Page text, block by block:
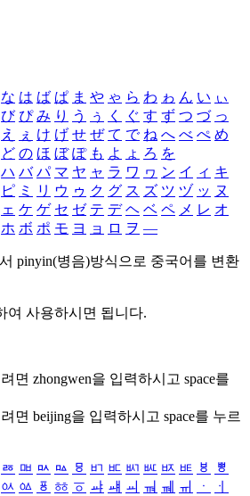
な は ば ぱ ま や ゃ ら わ ゎ ん い ぃ
び ぴ み り う ぅ く ぐ す ず つ づ っ
え ぇ け げ せ ぜ て で ね へ べ ぺ め
ど の ほ ぼ ぽ も よ ょ ろ を
ハ バ パ マ ヤ ャ ラ ワ ヮ ン イ ィ キ
ピ ミ リ ウ ゥ ク グ ス ズ ツ ヅ ッ ヌ
ェ ケ ゲ セ ゼ テ デ ヘ ベ ペ メ レ オ
ホ ボ ポ モ ヨ ョ ロ ヲ ―
pinyin(병음)방식으로 중국어를 변환
여 사용하시면 됩니다.
면 zhongwen을 입력하시고 space를
면 beijing을 입력하시고 space를 누르
ㅭ ㅮ ㅯ ㅰ ㅱ ㅲ ㅳ ㅴ ㅵ ㅶ ㅷ ㅸ
ㅹ
ㆂ ㆃ ㆄ ㆅ ㆆ ㆇ ㆈ ㆉ ㆊ ㆋ ㆌ ㆍ
ㆎ